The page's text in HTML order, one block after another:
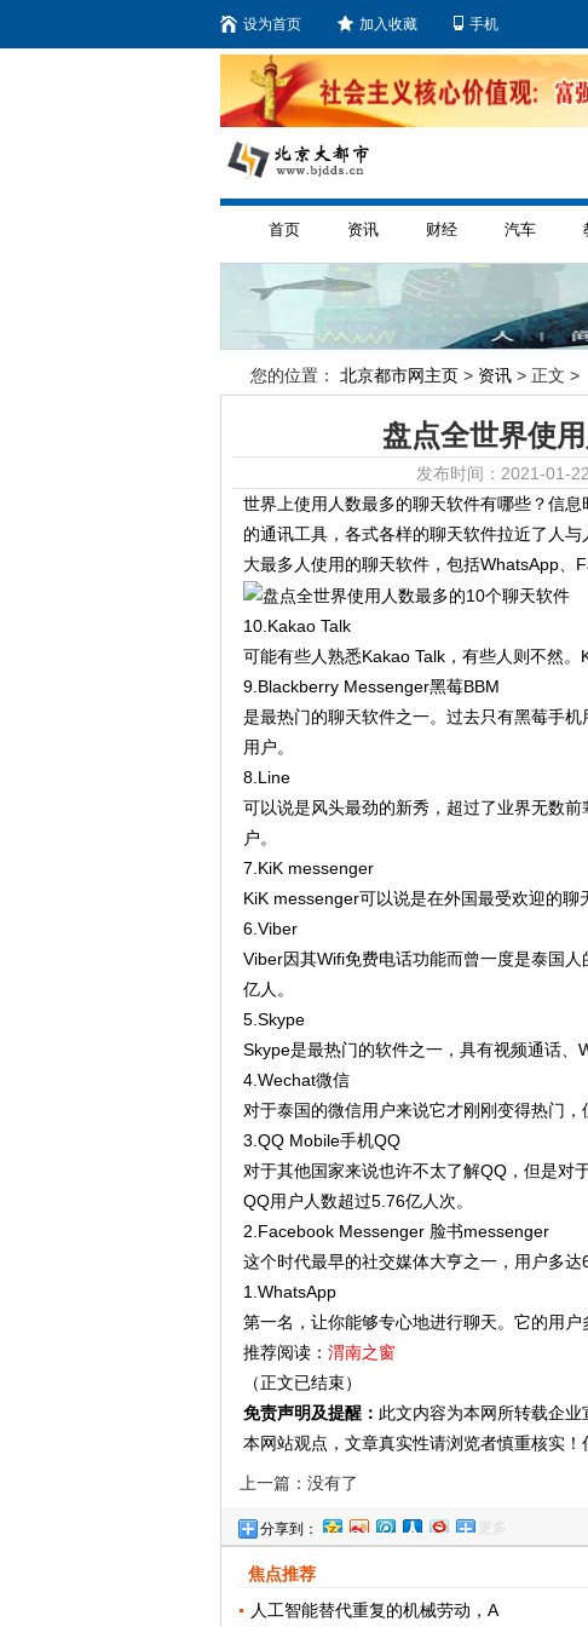
设为首页 加入收藏 手机
首页 资讯 财经 汽车
您的位置： 北京都市网主页 > 资讯 > 正文 >
盘点全世界使
发布时间：2021-01-
世界上使用人数最多的聊天软件有哪些？信
的通讯工具，各式各样的聊天软件拉近了人
大最多人使用的聊天软件，包括WhatsApp、
10.Kakao Talk
可能有些人熟悉Kakao Talk，有些人则不然
9.Blackberry Messenger黑莓BBM
是最热门的聊天软件之一。过去只有黑莓手
用户。
8.Line
可以说是风头最劲的新秀，超过了业界无数
户。
7.KiK messenger
KiK messenger可以说是在外国最受欢迎的聊
6.Viber
Viber因其Wifi免费电话功能而曾一度是泰国
亿人。
5.Skype
Skype是最热门的软件之一，具有视频通话、
4.Wechat微信
对于泰国的微信用户来说它才刚刚变得热门
3.QQ Mobile手机QQ
对于其他国家来说也许不太了解QQ，但是对
QQ用户人数超过5.76亿人次。
2.Facebook Messenger 脸书messenger
这个时代最早的社交媒体大亨之一，用户多达
1.WhatsApp
第一名，让你能够专心地进行聊天。它的用户
推荐阅读： 渭南之窗
（正文已结束）
免责声明及提醒： 此文内容为本网所转载企
本网站观点，文章真实性请浏览者慎重核实
上一篇：没有了
分享到： 更多
焦点推荐
人工智能替代重复的机械劳动，A